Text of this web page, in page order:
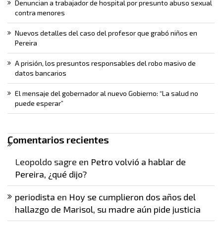
Denuncian a trabajador de hospital por presunto abuso sexual
contra menores
Nuevos detalles del caso del profesor que grabó niños en
Pereira
A prisión, los presuntos responsables del robo masivo de
datos bancarios
El mensaje del gobernador al nuevo Gobierno: “La salud no
puede esperar”
Comentarios recientes
Leopoldo sagre en Petro volvió a hablar de
Pereira, ¿qué dijo?
periodista en Hoy se cumplieron dos años del
hallazgo de Marisol, su madre aún pide justicia